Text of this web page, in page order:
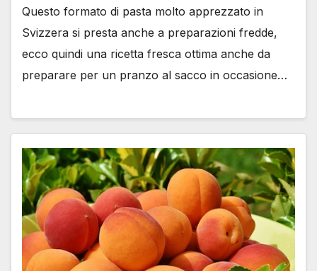
Questo formato di pasta molto apprezzato in
Svizzera si presta anche a preparazioni fredde,
ecco quindi una ricetta fresca ottima anche da
preparare per un pranzo al sacco in occasione…